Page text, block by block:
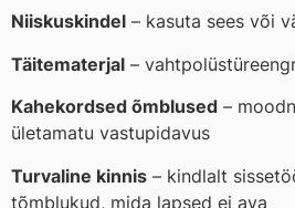
Niiskuskindel – kasuta sees või
Täitematerjal –
Kahekordsed õmblused –
ületamatu vastupidavus
Turvaline kinnis – kindlalt
tõmblukud, mida lapsed ei ava